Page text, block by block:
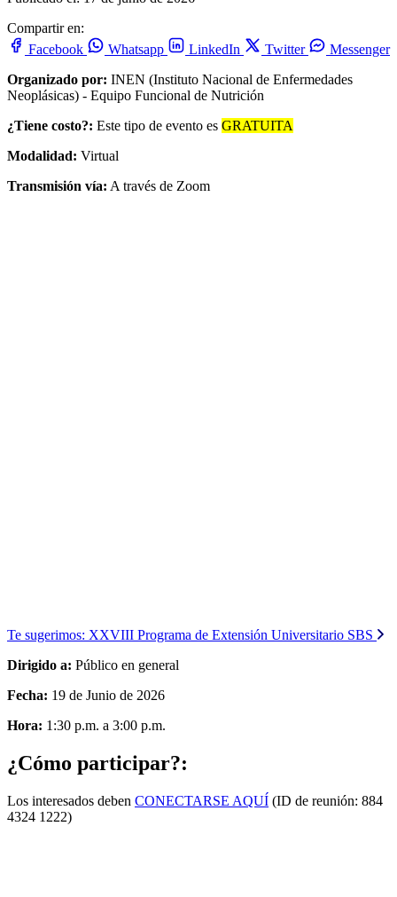
Compartir en:
Facebook
Whatsapp LinkedIn Twitter
Messenger
Organizado por: INEN (Instituto Nacional de Enfermedades
Neoplásicas) - Equipo Funcional de Nutrición
¿Tiene costo?: Este tipo de evento es GRATUITA
Modalidad: Virtual
Transmisión vía: A través de Zoom
Te sugerimos: XXVIII Programa de Extensión Universitario SBS
Dirigido a: Público en general
Fecha: 19 de Junio de 2026
Hora: 1:30 p.m. a 3:00 p.m.
¿Cómo participar?:
Los interesados deben CONECTARSE AQUÍ (ID de reunión: 884
4324 1222)